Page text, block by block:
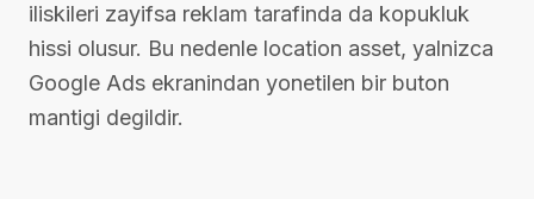
iliskileri zayifsa reklam tarafinda da kopukluk
hissi olusur. Bu nedenle location asset, yalnizca
Google Ads ekranindan yonetilen bir buton
mantigi degildir.